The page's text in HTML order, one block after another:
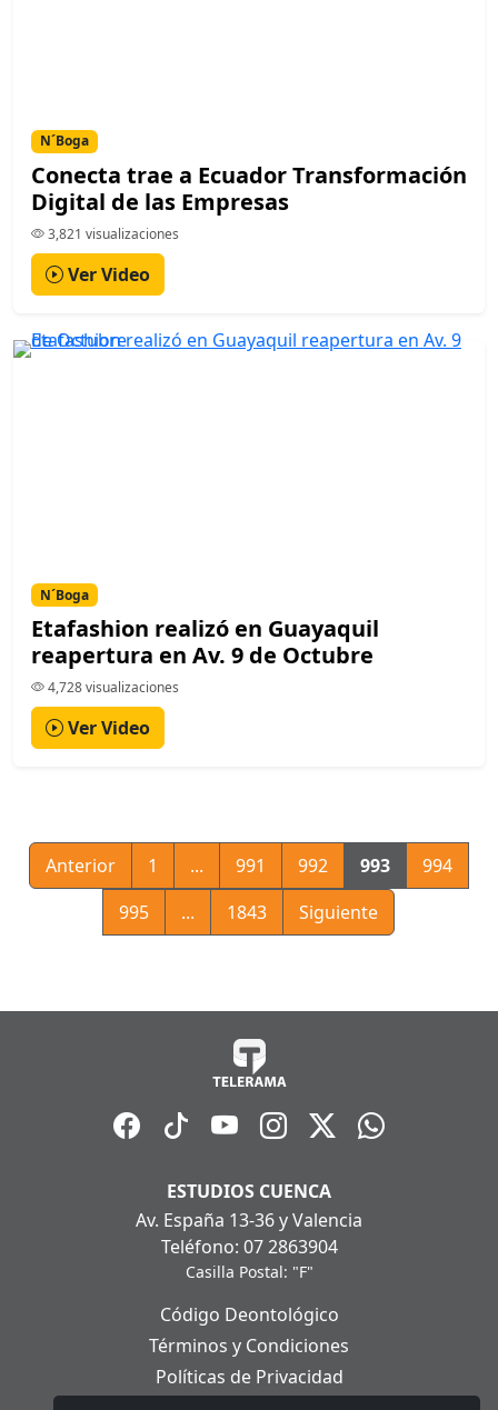
N´Boga
Conecta trae a Ecuador Transformación
Digital de las Empresas
3,821 visualizaciones
Ver Video
N´Boga
Etafashion realizó en Guayaquil
reapertura en Av. 9 de Octubre
4,728 visualizaciones
Ver Video
Anterior 1 ... 991 992 993
994
995
... 1843 Siguiente
ESTUDIOS CUENCA
Av. España 13-36 y Valencia
Teléfono: 07 2863904
Casilla Postal: "F"
Código Deontológico
Términos y Condiciones
Políticas de Privacidad